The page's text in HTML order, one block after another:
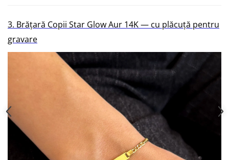
3. Brățară Copii Star Glow Aur 14K — cu plăcuță pentru
gravare